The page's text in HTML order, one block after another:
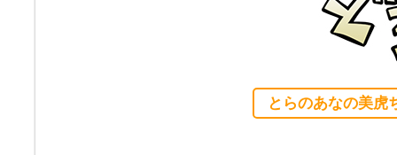
とらのあなの美虎